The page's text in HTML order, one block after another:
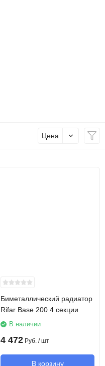
Цена
Биметаллический радиатор
Rifar Base 200 4 секции
В наличии
4 472 Руб. / шт
В корзину